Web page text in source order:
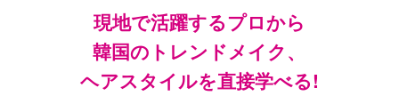
現地で活躍するプロから
韓国のトレンドメイク、
ヘアスタイルを直接学べる!